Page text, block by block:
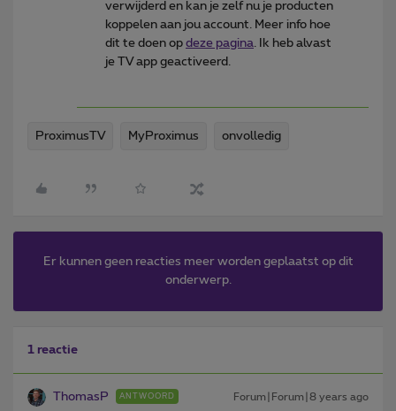
verwijderd en kan je zelf nu je producten
koppelen aan jou account. Meer info hoe
dit te doen op deze pagina . Ik heb alvast
je TV app geactiveerd.
ProximusTV MyProximus onvolledig
Er kunnen geen reacties meer worden geplaatst op dit
onderwerp.
1 reactie
ThomasP ANTWOORD Forum|Forum|8 years ago